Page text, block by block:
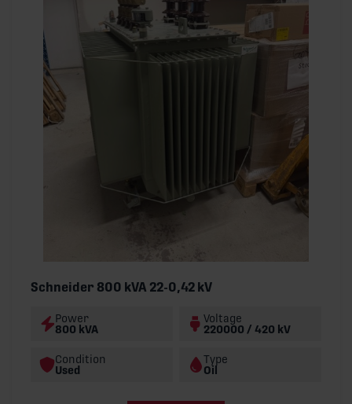
Schneider 800 kVA 22-0,42 kV
Power
800 kVA
Voltage
220000 / 420 kV
Condition
Used
Type
Oil